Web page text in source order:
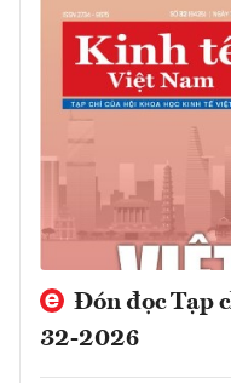
Đón đọc Tạp
32-2026